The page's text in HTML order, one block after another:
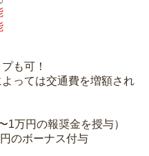
も可！
っては交通費を増額され
1万円の報奨金を授与）
のボーナス付与